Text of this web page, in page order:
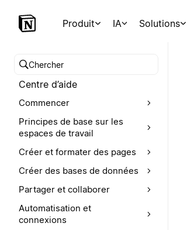
Produit IA Solutions
Chercher dans le centre d’aide
Centre d’aide
Commencer
Principes de base sur les
espaces de travail
Créer et formater des pages
Créer des bases de données
Partager et collaborer
Automatisation et
connexions